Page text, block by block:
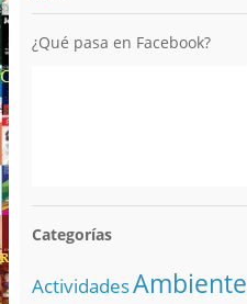
¿Qué pasa en Facebook?
Categorías
ActividadesAmbiente